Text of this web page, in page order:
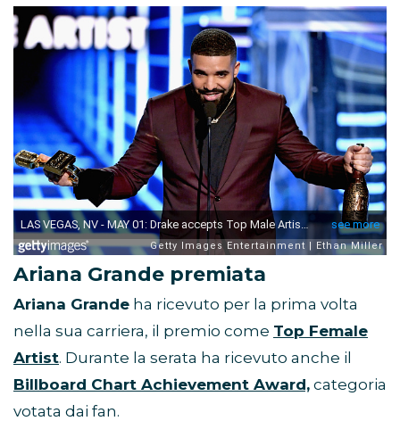
Ariana Grande premiata
Ariana Grande ha ricevuto per la prima volta
nella sua carriera, il premio come Top Female
Artist. Durante la serata ha ricevuto anche il
Billboard Chart Achievement Award, categoria
votata dai fan.